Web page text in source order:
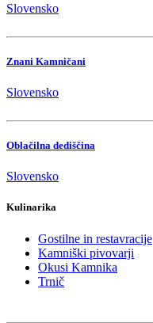
Slovensko
Znani Kamničani
Slovensko
Oblačilna dediščina
Slovensko
Kulinarika
Gostilne in restavracije
Kamniški pivovarji
Okusi Kamnika
Trnič